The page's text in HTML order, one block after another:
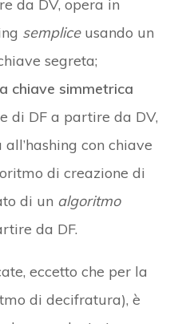
da DV, opera in
sempliceusando un
segreta;
chiave simmetrica
di DF a partire da DV,
con chiave
di creazione di
di un algoritmo
da DF.
eccetto che per la
di decifratura), è